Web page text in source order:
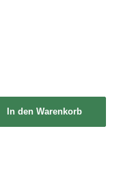
In den Warenkorb